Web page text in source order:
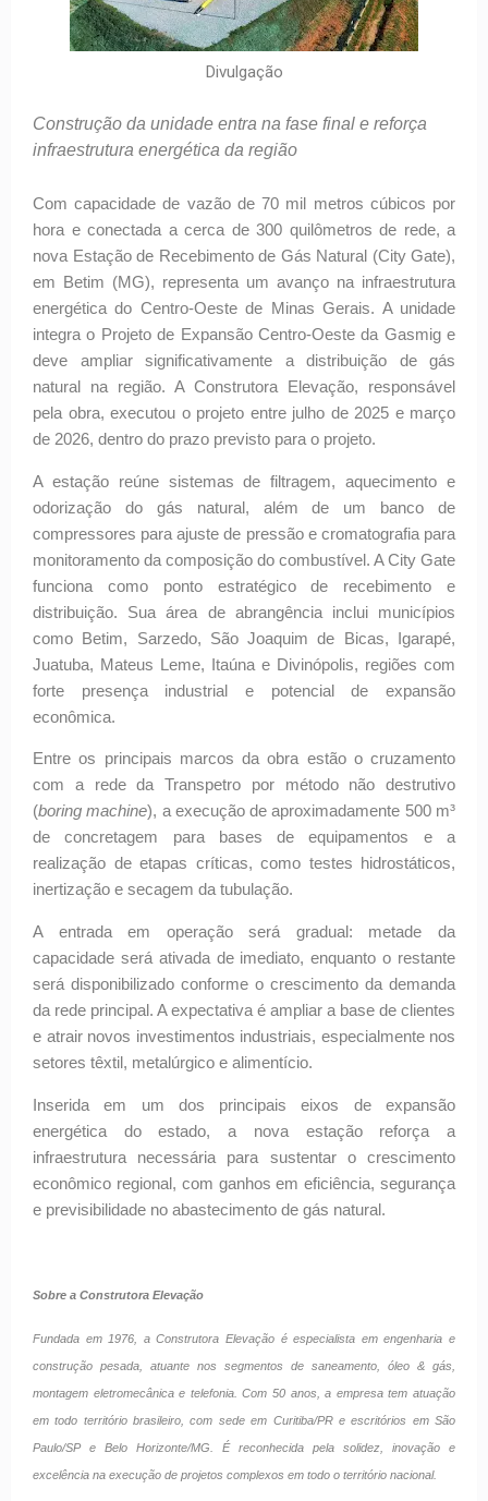
Divulgação
Construção da unidade entra na fase final e reforça
infraestrutura energética da região
Com capacidade de vazão de 70 mil metros cúbicos por
hora e conectada a cerca de 300 quilômetros de rede, a
nova Estação de Recebimento de Gás Natural (City Gate),
em Betim (MG), representa um avanço na infraestrutura
energética do Centro-Oeste de Minas Gerais. A unidade
integra o Projeto de Expansão Centro-Oeste da Gasmig e
deve ampliar significativamente a distribuição de gás
natural na região. A Construtora Elevação, responsável
pela obra, executou o projeto entre julho de 2025 e março
de 2026, dentro do prazo previsto para o projeto.
A estação reúne sistemas de filtragem, aquecimento e
odorização do gás natural, além de um banco de
compressores para ajuste de pressão e cromatografia para
monitoramento da composição do combustível. A City Gate
funciona como ponto estratégico de recebimento e
distribuição. Sua área de abrangência inclui municípios
como Betim, Sarzedo, São Joaquim de Bicas, Igarapé,
Juatuba, Mateus Leme, Itaúna e Divinópolis, regiões com
forte presença industrial e potencial de expansão
econômica.
Entre os principais marcos da obra estão o cruzamento
com a rede da Transpetro por método não destrutivo
(boring machine), a execução de aproximadamente 500 m³
de concretagem para bases de equipamentos e a
realização de etapas críticas, como testes hidrostáticos,
inertização e secagem da tubulação.
A entrada em operação será gradual: metade da
capacidade será ativada de imediato, enquanto o restante
será disponibilizado conforme o crescimento da demanda
da rede principal. A expectativa é ampliar a base de clientes
e atrair novos investimentos industriais, especialmente nos
setores têxtil, metalúrgico e alimentício.
Inserida em um dos principais eixos de expansão
energética do estado, a nova estação reforça a
infraestrutura necessária para sustentar o crescimento
econômico regional, com ganhos em eficiência, segurança
e previsibilidade no abastecimento de gás natural.
Sobre a Construtora Elevação
Fundada em 1976, a Construtora Elevação é especialista em engenharia e
construção pesada, atuante nos segmentos de saneamento, óleo & gás,
montagem eletromecânica e telefonia. Com 50 anos, a empresa tem atuação
em todo território brasileiro, com sede em Curitiba/PR e escritórios em São
Paulo/SP e Belo Horizonte/MG. É reconhecida pela solidez, inovação e
excelência na execução de projetos complexos em todo o território nacional.